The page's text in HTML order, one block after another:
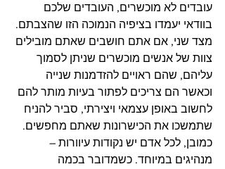
עובדים לא מוכשרים, העובדים שלכם
בוודאי יעמדו בציפיה הנמוכה הזו שהצבתם.
מצד שני, אם אתם חושבים שאתם מובילים
צוות של אנשים מוכשרים שניתן לסמוך
עליהם, שהם ראויים להזדמנות שנייה
וכאשר הם צריכים לפתור בעיות מותר להם
לחשוב באופן עצמאי ויצירתי, סביר להניח
שתמשכו את הכישרונות שאתם מחפשים.
כמובן, לכל אדם יש נקודות עיוורות –
מנהיגים במיוחד. כשמדובר בכמה